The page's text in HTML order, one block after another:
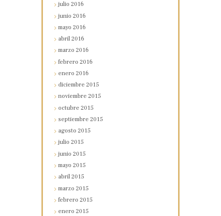
julio2016
junio2016
mayo2016
abril2016
marzo2016
febrero2016
enero2016
diciembre2015
noviembre2015
octubre2015
septiembre2015
agosto2015
julio2015
junio2015
mayo2015
abril2015
marzo2015
febrero2015
enero2015